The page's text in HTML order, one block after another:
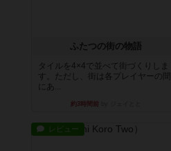
ふたつの街の物語
タイルを4×4で並べて街づくりしま
す。ただし、街は各プレイヤーの間
にあ...
約3時間前
レビュー